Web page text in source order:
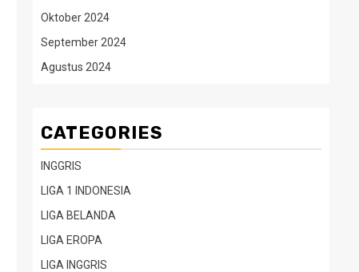
Oktober 2024
September 2024
Agustus 2024
CATEGORIES
INGGRIS
LIGA 1 INDONESIA
LIGA BELANDA
LIGA EROPA
LIGA INGGRIS